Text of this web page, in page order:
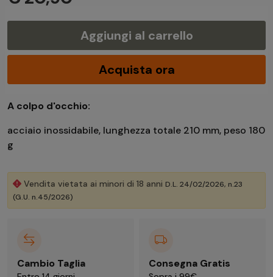
Aggiungi al carrello
Acquista ora
A colpo d'occhio:
acciaio inossidabile, lunghezza totale 210 mm, peso 180
g
Vendita vietata ai minori di 18 anni D.L. 24/02/2026, n.23
(G.U. n.45/2026)
Cambio Taglia Consegna Gratis